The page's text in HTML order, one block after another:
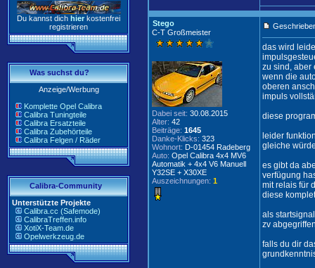
Du kannst dich hier kostenfrei
registrieren
Was suchst du?
Anzeige/Werbung
Komplette Opel Calibra
Calibra Tuningteile
Calibra Ersatzteile
Calibra Zubehörteile
Calibra Felgen / Räder
Calibra-Community
Unterstützte Projekte
Calibra.cc (Safemode)
CalibraTreffen.info
XotiX-Team.de
Opelwerkzeug.de
Stego
C-T Großmeister
Dabei seit: 30.08.2015
Alter: 42
Beiträge: 1645
Danke-Klicks: 323
Wohnort: D-01454 Radeberg
Auto: Opel Calibra 4x4 MV6
Automatik + 4x4 V6 Manuell
Y32SE + X30XE
Auszeichnungen: 1
das wird
zu sind, aber
wenn die
oberen
impuls
diese
leider
gleiche
es gibt da
verfügung
mit relais für
diese
als
zv
falls du dir